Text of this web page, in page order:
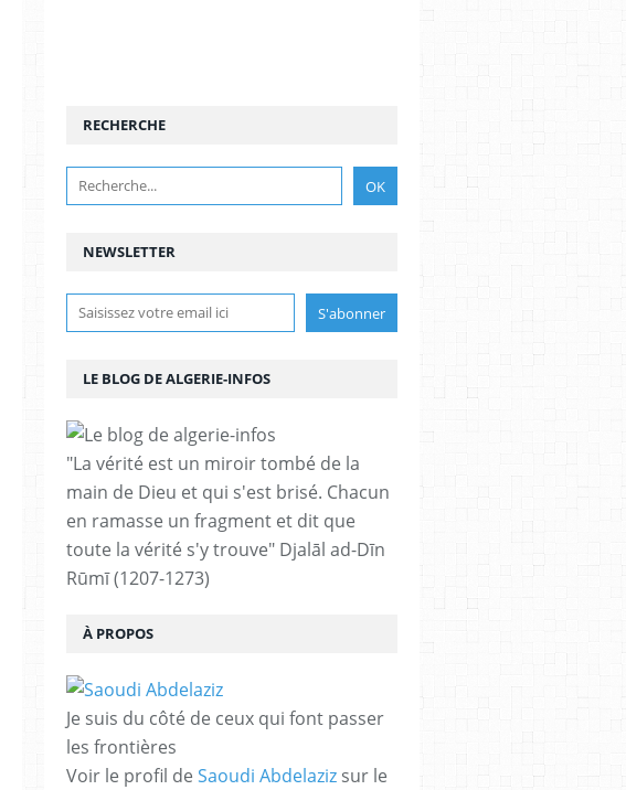
NEWSLETTER
RECHERCHE
LE BLOG DE ALGERIE-INFOS
"La vérité est un miroir tombé de la
main de Dieu et qui s'est brisé. Chacun
en ramasse un fragment et dit que
toute la vérité s'y trouve" Djalāl ad-Dīn
Rūmī (1207-1273)
À PROPOS
Je suis du côté de ceux qui font passer
les frontières
Voir le profil de Saoudi Abdelaziz sur le